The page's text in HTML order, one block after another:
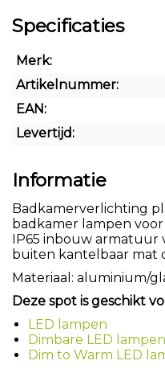
Specificaties
Merk:
Artikelnummer:
EAN:
Levertijd:
Informatie
Badkamerverlichting
badkamer lampen
IP65 inbouw armatuur
buiten kantelbaar mat
Materiaal: aluminium/
Deze spot is geschikt
LED lampen
Dimbare LED lampen
Dim to Warm LED